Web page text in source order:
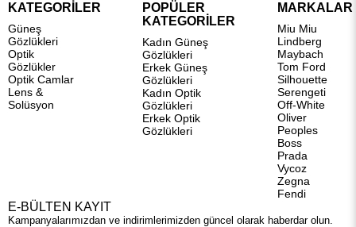
KATEGORİLER
Güneş
Gözlükleri
Optik
Gözlükler
Optik Camlar
Lens &
Solüsyon
POPÜLER
KATEGORİLER
Kadın Güneş
Gözlükleri
Erkek Güneş
Gözlükleri
Kadın Optik
Gözlükleri
Erkek Optik
Gözlükleri
MARKALAR
Miu Miu
Lindberg
Maybach
Tom Ford
Silhouette
Serengeti
Off-White
Oliver
Peoples
Boss
Prada
Vycoz
Zegna
Fendi
E-BÜLTEN KAYIT
Kampanyalarımızdan ve indirimlerimizden güncel olarak haberdar olun.